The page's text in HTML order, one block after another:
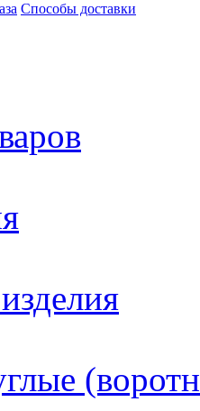
Способы доставки